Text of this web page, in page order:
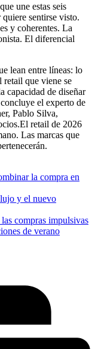
une estas seis
sentirse visto.
y coherentes. La
El diferencial
lean entre líneas: lo
retail que viene se
capacidad de diseñar
el experto de
Pablo Silva,
retail de 2026
Las marcas que
la compra en
y el nuevo
compras impulsivas
de verano